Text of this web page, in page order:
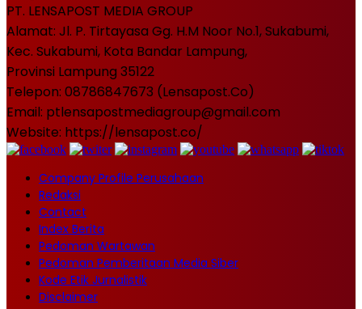
PT. LENSAPOST MEDIA GROUP
Alamat: Jl. P. Tirtayasa Gg. H.M Noor No.1, Sukabumi,
Kec. Sukabumi, Kota Bandar Lampung,
Provinsi Lampung 35122
Telepon: 08786847673 (Lensapost.Co)
Email: ptlensapostmediagroup@gmail.com
Website: https://lensapost.co/
Company Profile Perusahaan
Redaksi
Contact
Index Berita
Pedoman Wartawan
Pedoman Pemberitaan Media Siber
Kode Etik Jurnalistik
Disclaimer